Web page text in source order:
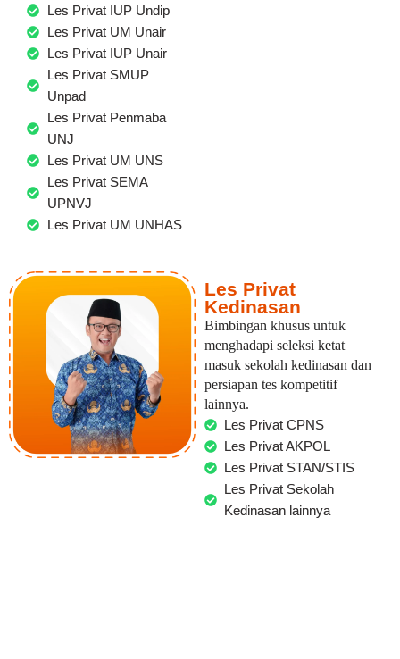
Les Privat IUP Undip
Les Privat UM Unair
Les Privat IUP Unair
Les Privat SMUP
Unpad
Les Privat Penmaba
UNJ
Les Privat UM UNS
Les Privat SEMA
UPNVJ
Les Privat UM UNHAS
Les Privat
Kedinasan
Bimbingan khusus untuk
menghadapi seleksi ketat
masuk sekolah kedinasan dan
persiapan tes kompetitif
lainnya.
Les Privat CPNS
Les Privat AKPOL
Les Privat STAN/STIS
Les Privat Sekolah
Kedinasan lainnya